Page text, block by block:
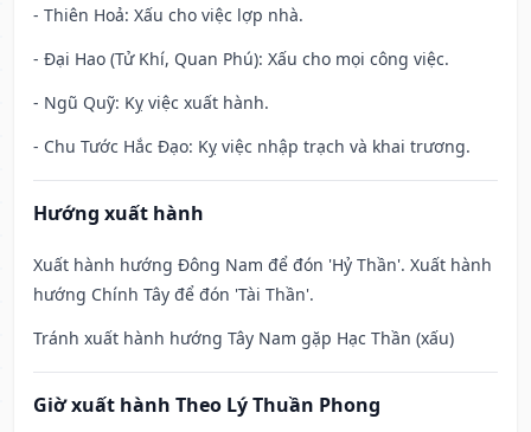
- Thiên Hoả: Xấu cho việc lợp nhà.
- Đại Hao (Tử Khí, Quan Phú): Xấu cho mọi công việc.
- Ngũ Quỹ: Kỵ việc xuất hành.
- Chu Tước Hắc Đạo: Kỵ việc nhập trạch và khai trương.
Hướng xuất hành
Xuất hành hướng Đông Nam để đón 'Hỷ Thần'. Xuất hành
hướng Chính Tây để đón 'Tài Thần'.
Tránh xuất hành hướng Tây Nam gặp Hạc Thần (xấu)
Giờ xuất hành Theo Lý Thuần Phong